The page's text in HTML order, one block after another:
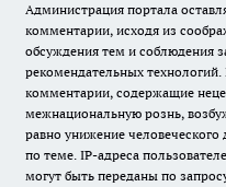
Администрация портала
комментарии, исходя из
обсуждения тем и соблюдения
рекомендательных
комментарии, содержащие
межнациональную рознь,
равно унижение
по теме. IP-адреса
могут быть переданы по